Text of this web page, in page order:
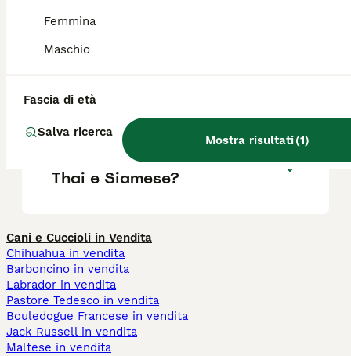
Femmina
Maschio
Fascia di età
Salva ricerca
Mostra risultati(1)
Thai?
Gatto Thai?
Qual è la differenza tra gatto
Thai e Siamese?
Cani e Cuccioli in Vendita
Chihuahua in vendita
Barboncino in vendita
Labrador in vendita
Pastore Tedesco in vendita
Bouledogue Francese in vendita
Jack Russell in vendita
Maltese in vendita